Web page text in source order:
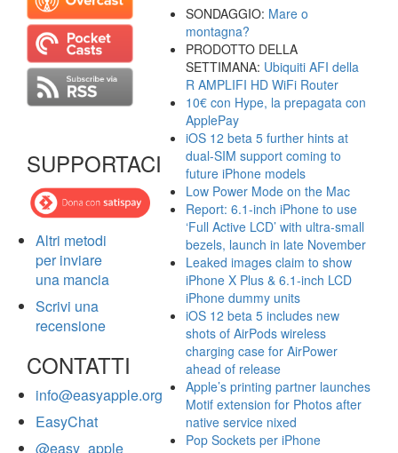
SUPPORTACI
Altri metodi
per inviare
una mancia
Scrivi una
recensione
CONTATTI
info@easyapple.org
EasyChat
@easy_apple
SONDAGGIO: Mare o
montagna?
PRODOTTO DELLA
SETTIMANA: Ubiquiti AFI della
R AMPLIFI HD WiFi Router
10€ con Hype, la prepagata con
ApplePay
iOS 12 beta 5 further hints at
dual-SIM support coming to
future iPhone models
Low Power Mode on the Mac
Report: 6.1-inch iPhone to use
‘Full Active LCD’ with ultra-small
bezels, launch in late November
Leaked images claim to show
iPhone X Plus & 6.1-inch LCD
iPhone dummy units
iOS 12 beta 5 includes new
shots of AirPods wireless
charging case for AirPower
ahead of release
Apple’s printing partner launches
Motif extension for Photos after
native service nixed
Pop Sockets per iPhone